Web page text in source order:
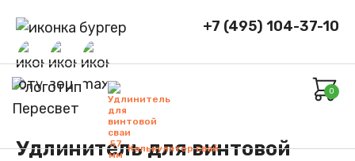
Калькулятор свай
+7 (495) 104-37-10
0
Удлинитель для винтовой